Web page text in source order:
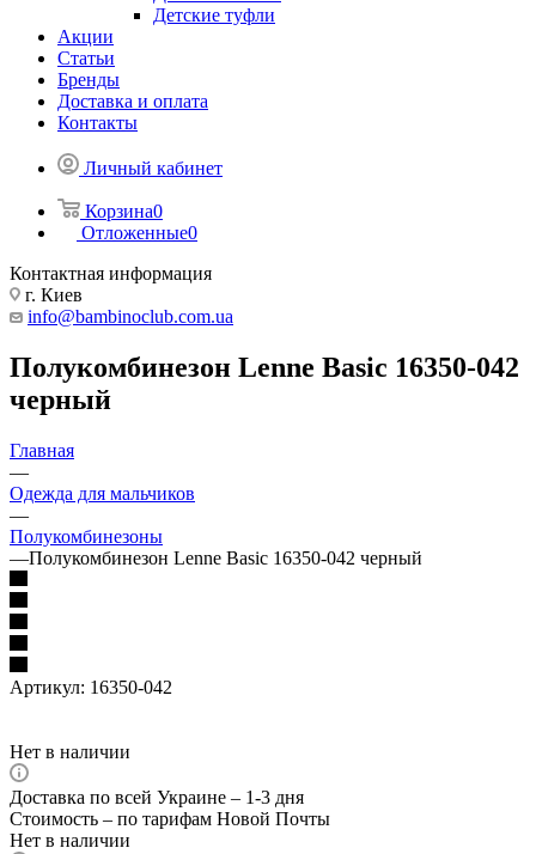
Детские туфли
Акции
Статьи
Бренды
Доставка и оплата
Контакты
Личный кабинет
Корзина0
Отложенные0
Контактная информация
г. Киев
info@bambinoclub.com.ua
Полукомбинезон Lenne Basic 16350-042
черный
Главная
—
Одежда для мальчиков
—
Полукомбинезоны
—Полукомбинезон Lenne Basic 16350-042 черный
Артикул: 16350-042
Нет в наличии
Доставка по всей Украине – 1-3 дня
Стоимость – по тарифам Новой Почты
Нет в наличии